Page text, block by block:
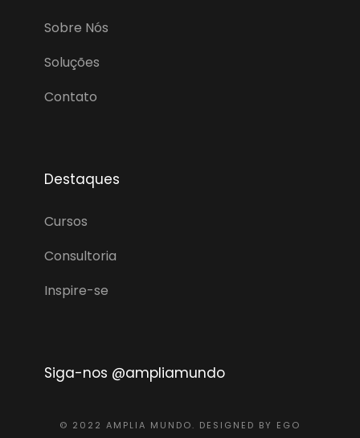
Sobre Nós
Soluções
Contato
Destaques
Cursos
Consultoria
Inspire-se
Siga-nos @ampliamundo
© 2022 AMPLIA MUNDO. DESIGNED BY EGO